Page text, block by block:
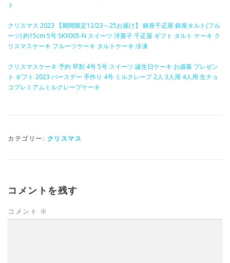
ト
クリスマス 2023 【期間限定12/23～25お届け】 銀座千疋屋 銀座タルト(フル
ーツ) 約15cm 5号 SKX005-N スイーツ 洋菓子 千疋屋 ギフト タルト ケーキ ク
リスマスケーキ フルーツケーキ タルトケーキ 冷凍
クリスマスケーキ 予約 早割 4号 5号 スイーツ 誕生日ケーキ お歳暮 プレゼン
ト ギフト 2023 バースデー 手作り 4号 ミルクレープ 2人 3人用 4人用 生チョ
コプレミアムミルクレープケーキ
カテゴリー: クリスマス
コメントを残す
コメント ※